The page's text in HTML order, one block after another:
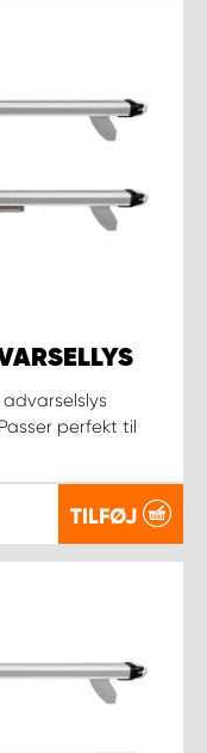
perfekt til
TILFØJ